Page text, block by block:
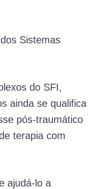
Sistemas
do SFI,
ainda se qualifica
pós-traumático
terapia com
ajudá-lo a